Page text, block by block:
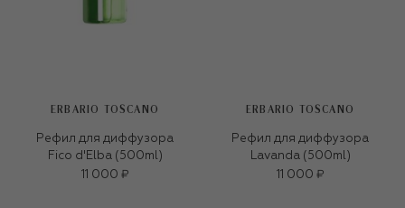
ERBARIO TOSCANO
Рефил для диффузора
Fico d'Elba (500ml)
11 000 ₽
ERBARIO TOSCANO
Рефил для диффузора
Lavanda (500ml)
11 000 ₽